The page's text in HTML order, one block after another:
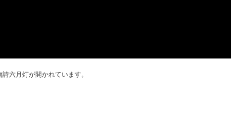
六月灯が開かれています。